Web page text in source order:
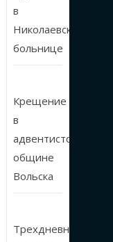
в
Николаевской
больнице
Крещение
в
адвентистской
общине
Вольска
Трехдневные